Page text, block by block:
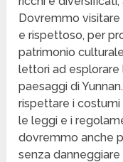
Dovremmo
e rispettoso, per
patrimonio
lettori ad esplorare
paesaggi di
rispettare i costumi
le leggi e i
dovremmo anche
senza